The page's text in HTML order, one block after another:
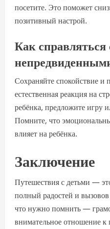
посетите. Это поможет
позитивный настрой.
Как
Сохраняйте спокойствие
естественная реакция на
ребёнка, предложите игру
Помните, что
влияет на ребёнка.
Заключение
Путешествия с детьми —
полный радостей и
что нужно помнить —
внимательное отношение к